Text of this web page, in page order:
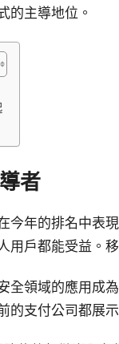
的主導地位。
者
今年的排名中表
用戶都能受益。
全領域的應用成
的支付公司都展